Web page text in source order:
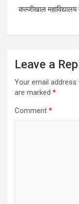
कल्जीखाल
Leave a
Your email address
are marked *
Comment *